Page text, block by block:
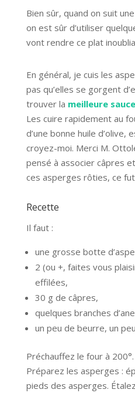
Bien sûr, quand on suit
on est sûr d’utiliser
vont rendre ce plat
En général, je cuis les
pas qu’elles se gorgent
trouver la meilleure
Les cuire rapidement au
d’une bonne huile
croyez-moi. Merci M.
pensé à associer câpres
ces asperges rôties, ce
Recette
Il faut :
une grosse botte
2 (ou +, faites vous
effilées,
30 g de câpres,
quelques branches
un peu de beurre, un peu
Préchauffez le four à 200°.
Préparez les asperges :
pieds des asperges.